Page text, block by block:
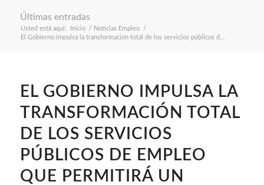
Últimas entradas
Usted está aquí: Inicio / Noticias Empleo
/
El Gobierno impulsa la transformación total de los servicios públicos d...
EL GOBIERNO IMPULSA LA
TRANSFORMACIÓN TOTAL
DE LOS SERVICIOS
PÚBLICOS DE EMPLEO
QUE PERMITIRÁ UN